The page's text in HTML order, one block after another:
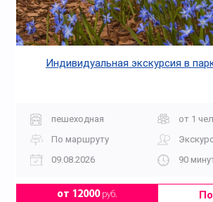
Индивидуальная экскурсия в
пешеходная
от 1
По маршруту
09.08.2026
90
от 12000руб.